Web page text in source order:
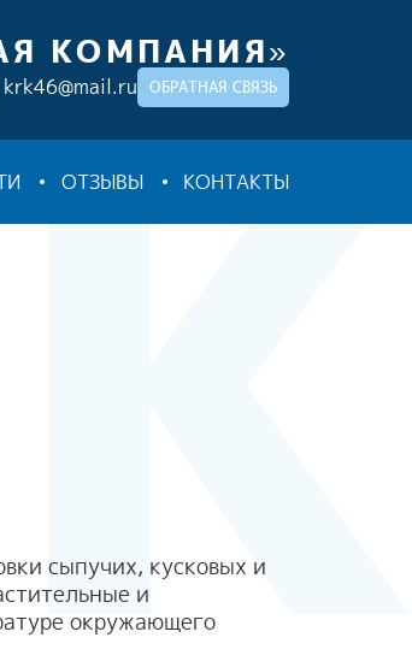
КОМПАНИЯ»
krk46@mail.ru ОБРАТНАЯ СВЯЗЬ
ОТЗЫВЫ КОНТАКТЫ
сыпучих, кусковых и
и
окружающего